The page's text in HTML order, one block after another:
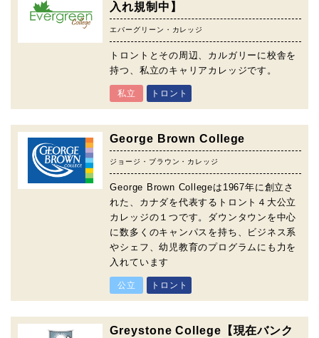
入れ規制中】
エバーグリーン・カレッジ
トロントとその周辺、カルガリーに校舎を
持つ、私立のキャリアカレッジです。
私立 トロント
George Brown College
ジョージ・ブラウン・カレッジ
George Brown Collegeは1967年に創立さ
れた、カナダを代表するトロント４大公立
カレッジの１つです。ダウンタウンを中心
に数多くのキャンパスを持ち、ビジネス系
やシェフ、幼児教育のプログラムにも力を
入れています
公立 トロント
Greystone College【現在バンク